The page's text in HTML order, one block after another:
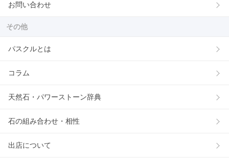
お問い合わせ
その他
パスクルとは
コラム
天然石・パワーストーン辞典
石の組み合わせ・相性
出店について